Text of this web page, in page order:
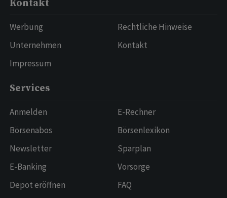
Kontakt
Werbung
Unternehmen
Impressum
Rechtliche Hinweise
Kontakt
Services
Anmelden
Börsenabos
Newsletter
E-Banking
Depot eröffnen
E-Rechner
Börsenlexikon
Sparplan
Vorsorge
FAQ